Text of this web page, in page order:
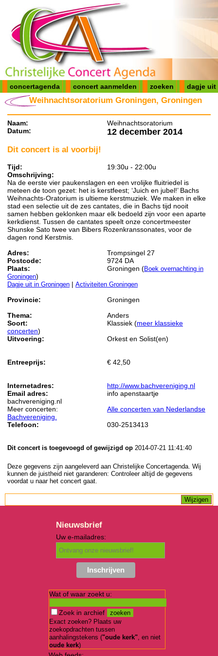
concertagenda concert aanmelden zoeken dagje uit
Weihnachtsoratorium Groningen, Groningen
Naam:
Weihnachtsoratorium
Datum:
12 december 2014
Dit concert is al voorbij!
Tijd:
19:30u - 22:00u
Omschrijving:
Na de eerste vier paukenslagen en een vrolijke fluitriedel is
meteen de toon gezet: het is kerstfeest; ‘Juich en jubel!’ Bachs
Weihnachts-Oratorium is ultieme kerstmuziek. We maken in elke
stad een selectie uit de zes cantates, die in Bachs tijd nooit
samen hebben geklonken maar elk bedoeld zijn voor een aparte
kerkdienst. Tussen de cantates speelt onze concertmeester
Shunske Sato twee van Bibers Rozenkranssonates, voor de
dagen rond Kerstmis.
Adres:
Trompsingel 27
Postcode:
9724 DA
Plaats:
Groningen (Boek overnachting in
Groningen)
Dagje uit in Groningen | Activiteiten Groningen
Provincie:
Groningen
Thema:
Anders
Soort:
Klassiek (meer klassieke
concerten)
Uitvoering:
Orkest en Solist(en)
Entreeprijs: € 42,50
Internetadres:
http://www.bachvereniging.nl
Email adres:
info apenstaartje
bachvereniging.nl
Meer concerten:
Alle concerten van Nederlandse
Bachvereniging.
Telefoon:
030-2513413
Dit concert is toegevoegd of gewijzigd op 2014-07-21 11:41:40
Deze gegevens zijn aangeleverd aan Christelijke Concertagenda. Wij
kunnen de juistheid niet garanderen: Controleer altijd de gegevens
voordat u naar het concert gaat.
Nieuwsbrief
Uw e-mailadres:
Wat of waar zoekt u:
Zoek in archief
Exact zoeken? Plaats uw
zoekopdrachten tussen
aanhalingstekens ("oude kerk", en niet
oude kerk)